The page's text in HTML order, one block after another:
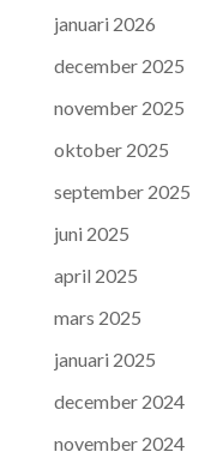
januari 2026
december 2025
november 2025
oktober 2025
september 2025
juni 2025
april 2025
mars 2025
januari 2025
december 2024
november 2024